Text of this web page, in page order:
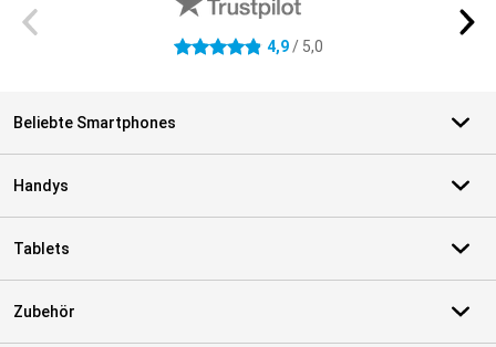
4.9 Sterne 4,9/ 5,0
Beliebte Smartphones
Handys
Tablets
Zubehör